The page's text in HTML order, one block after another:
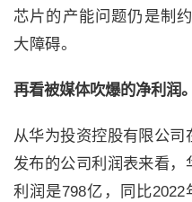
芯片的产能问题仍是制
大障碍。
再看被媒体吹爆的净利润。
从华为投资控股有限公
发布的公司利润表来看
利润是798亿，同比2022